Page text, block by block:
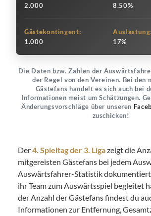
2.000
8.50%
Gästekontingent:
1.000
Auslastung:
17%
Die Daten bzw. Zahlen der
der Regel von den Vereinen. Bei den
Gästefans handelt es sich auch bei
Informationen meist um Schätzungen.
Änderungsvorschläge über unseren
zuschicken!
Der4. Spieltag der 3. Ligazeigt die
mitgereisten Gästefans bei jedem
Auswärtsfahrer-Statistik
ihr Team zum Auswärtsspiel begleitet
der Anzahl der Gästefans findest du
Informationen zur Entfernung,